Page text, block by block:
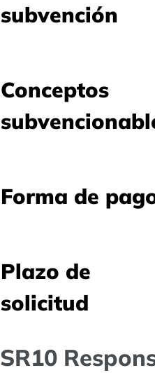
subvención
Conceptos
Forma de
Plazo de
solicitud
SR10